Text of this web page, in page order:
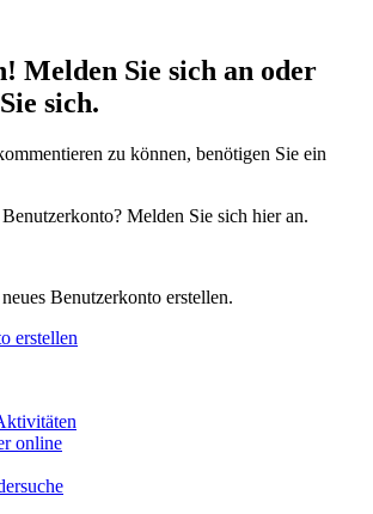
Melden Sie sich an oder
sich.
zu können, benötigen Sie ein
Melden Sie sich hier an.
Benutzerkonto erstellen.
erstellen
online